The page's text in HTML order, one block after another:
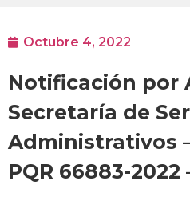
Octubre 4, 2022
Notificación por
Secretaría de
Administrativos
PQR 66883-2022